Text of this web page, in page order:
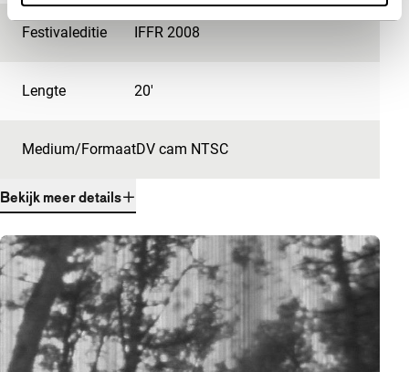
Festivaleditie IFFR 2008
Lengte 20'
Medium/FormaatDV cam NTSC
Bekijk meer details